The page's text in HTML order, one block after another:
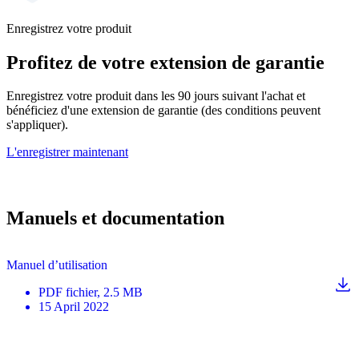
Enregistrez votre produit
Profitez de votre extension de garantie
Enregistrez votre produit dans les 90 jours suivant l'achat et
bénéficiez d'une extension de garantie (des conditions peuvent
s'appliquer).
L'enregistrer maintenant
Manuels et documentation
Manuel d’utilisation
PDF fichier, 2.5 MB
15 April 2022